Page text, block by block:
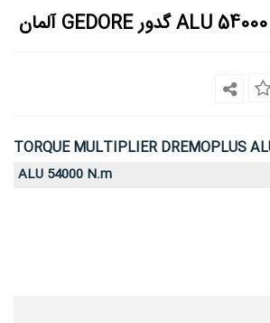
TORQUE MULTIPLIER DREMOPLUS
ALU 54000 N.m